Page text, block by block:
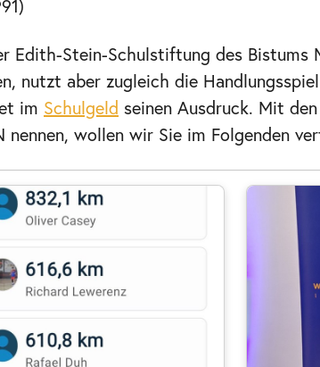
Edith-Stein-Schulstiftung des Bistums
nutzt aber zugleich die
im Schulgeld seinen Ausdruck. Mit
nennen, wollen wir Sie im Folgenden